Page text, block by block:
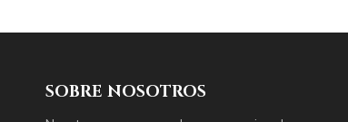
SOBRE NOSOTROS